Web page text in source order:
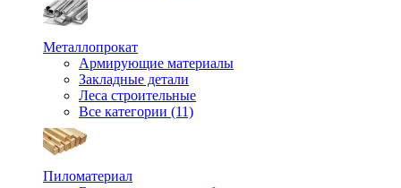
Металлопрокат
Армирующие материалы
Закладные детали
Леса строительные
Все категории (11)
Пиломатериал